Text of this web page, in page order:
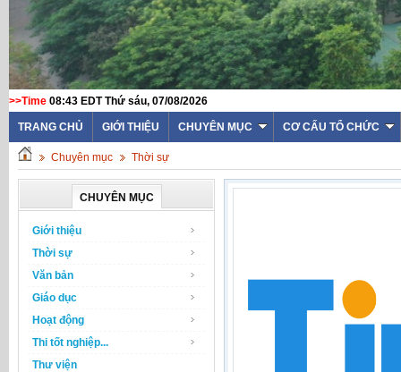
>>Time 08:43 EDT Thứ sáu, 07/08/2026
TRANG CHỦ GIỚI THIỆU CHUYÊN MỤC CƠ CẤU TỔ CHỨC
Chuyên mục Thời sự
CHUYÊN MỤC
Giới thiệu
Thời sự
Văn bản
Giáo dục
Hoạt động
Thi tốt nghiệp...
Thư viện